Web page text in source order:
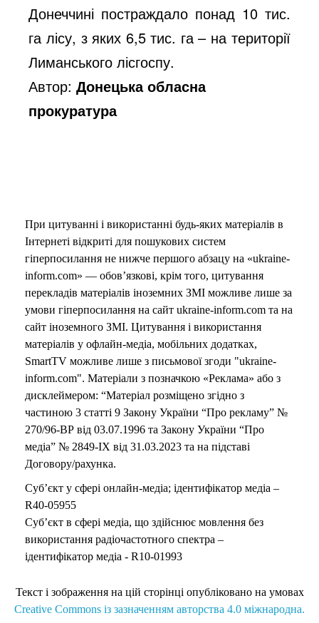
Донеччині постраждало понад 10 тис.
га лісу, з яких 6,5 тис. га – на території
Лиманського лісгоспу.
Автор:Донецька обласна
прокуратура
При цитуванні і використанні будь-яких матеріалів в
Інтернеті відкриті для пошукових систем
гіперпосилання не нижче першого абзацу на «ukraine-
inform.com» — обов’язкові, крім того, цитування
перекладів матеріалів іноземних ЗМІ можливе лише за
умови гіперпосилання на сайт ukraine-inform.com та на
сайт іноземного ЗМІ. Цитування і використання
матеріалів у офлайн-медіа, мобільних додатках,
SmartTV можливе лише з письмової згоди "ukraine-
inform.com". Матеріали з позначкою «Реклама» або з
дисклеймером: “Матеріал розміщено згідно з
частиною 3 статті 9 Закону України “Про рекламу” №
270/96-ВР від 03.07.1996 та Закону України “Про
медіа” № 2849-IX від 31.03.2023 та на підставі
Договору/рахунка.
Суб’єкт у сфері онлайн-медіа; ідентифікатор медіа –
R40-05955
Суб’єкт в сфері медіа, що здійснює мовлення без
використання радіочастотного спектра –
ідентифікатор медіа - R10-01993
Текст і зображення на цій сторінці опубліковано на умовах
Creative Commons із зазначенням авторства 4.0 міжнародна.